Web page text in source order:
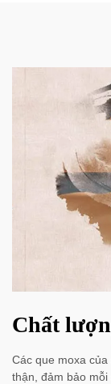
Chất
Các que moxa
thận, đảm bảo